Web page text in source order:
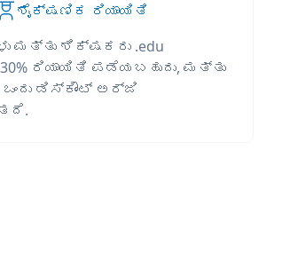
ಶೈಕ್ಷಣಿಕ ರಿಯಾಯಿತಿ
ಮತ್ತು ಶಿಕ್ಷಕರು .edu
ರಿಯಾಯಿತಿ ಪಡೆಯಬಹುದು, ಮತ್ತು
ಡಿಸ್ಕೌಂಟ್ ಅರ್ಜಿ